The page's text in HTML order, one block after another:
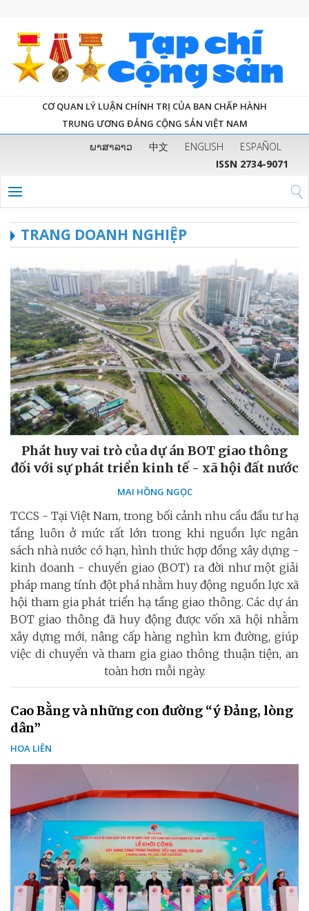
CƠ QUAN LÝ LUẬN CHÍNH TRỊ CỦA BAN CHẤP HÀNH
TRUNG ƯƠNG ĐẢNG CỘNG SẢN VIỆT NAM
ພາສາລາວ 中文 ENGLISH
ESPAÑOL
ISSN 2734-9071
TRANG DOANH NGHIỆP
Phát huy vai trò của dự án BOT giao thông
đối với sự phát triển kinh tế - xã hội đất nước
MAI HỒNG NGỌC
TCCS - Tại Việt Nam, trong bối cảnh nhu cầu đầu tư hạ
tầng luôn ở mức rất lớn trong khi nguồn lực ngân
sách nhà nước có hạn, hình thức hợp đồng xây dựng -
kinh doanh - chuyển giao (BOT) ra đời như một giải
pháp mang tính đột phá nhằm huy động nguồn lực xã
hội tham gia phát triển hạ tầng giao thông. Các dự án
BOT giao thông đã huy động được vốn xã hội nhằm
xây dựng mới, nâng cấp hàng nghìn km đường, giúp
việc di chuyển và tham gia giao thông thuận tiện, an
toàn hơn mỗi ngày.
Cao Bằng và những con đường “ý Đảng, lòng
dân”
HOA LIÊN